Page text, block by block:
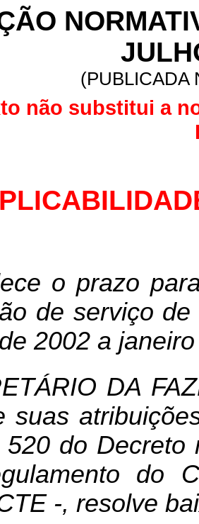
(PUBLICADA
não substitui a
o prazo
de serviço
2002 a
DA
suas
do Decreto
do
-, resolve